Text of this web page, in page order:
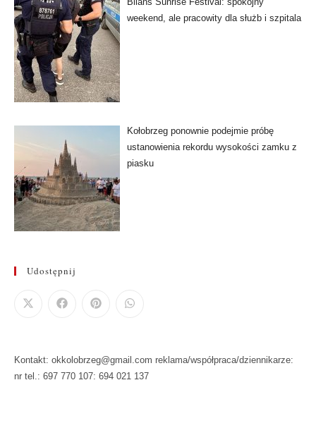
weekend, ale pracowity dla służb i szpitala
Kołobrzeg ponownie podejmie próbę
ustanowienia rekordu wysokości zamku z
piasku
Udostępnij
Kontakt: okkolobrzeg@gmail.com reklama/współpraca/dziennikarze:
nr tel.: 697 770 107: 694 021 137